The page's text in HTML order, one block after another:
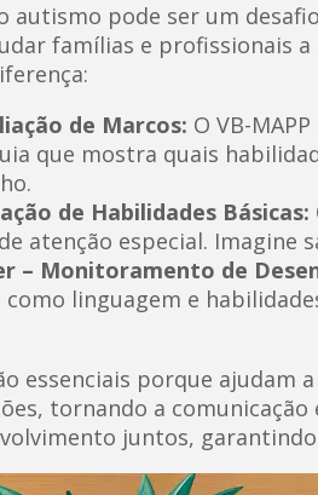
autismo pode ser um
famílias e profissionais
de Marcos: O VB-
que mostra quais
de Habilidades Básicas:
atenção especial.
– Monitoramento de
como linguagem e
essenciais porque ajudam
tornando a
juntos,